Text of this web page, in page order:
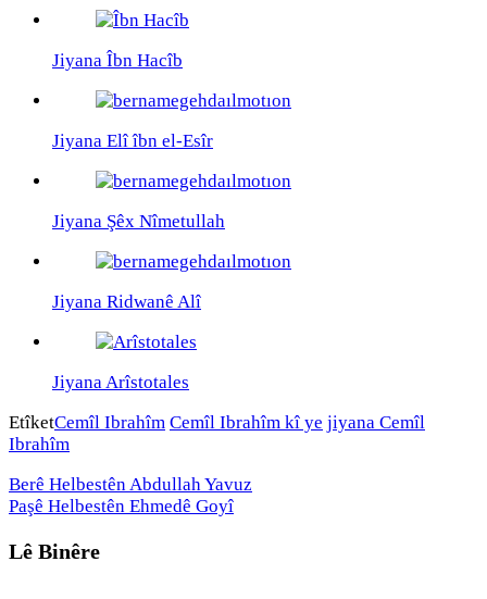
Jiyana Îbn Hacîb
Jiyana Elî îbn el-Esîr
Jiyana Şêx Nîmetullah
Jiyana Ridwanê Alî
Jiyana Arîstotales
EtîketCemîl Ibrahîm Cemîl Ibrahîm kî ye jiyana Cemîl
Ibrahîm
Berê Helbestên Abdullah Yavuz
Paşê Helbestên Ehmedê Goyî
Lê Binêre